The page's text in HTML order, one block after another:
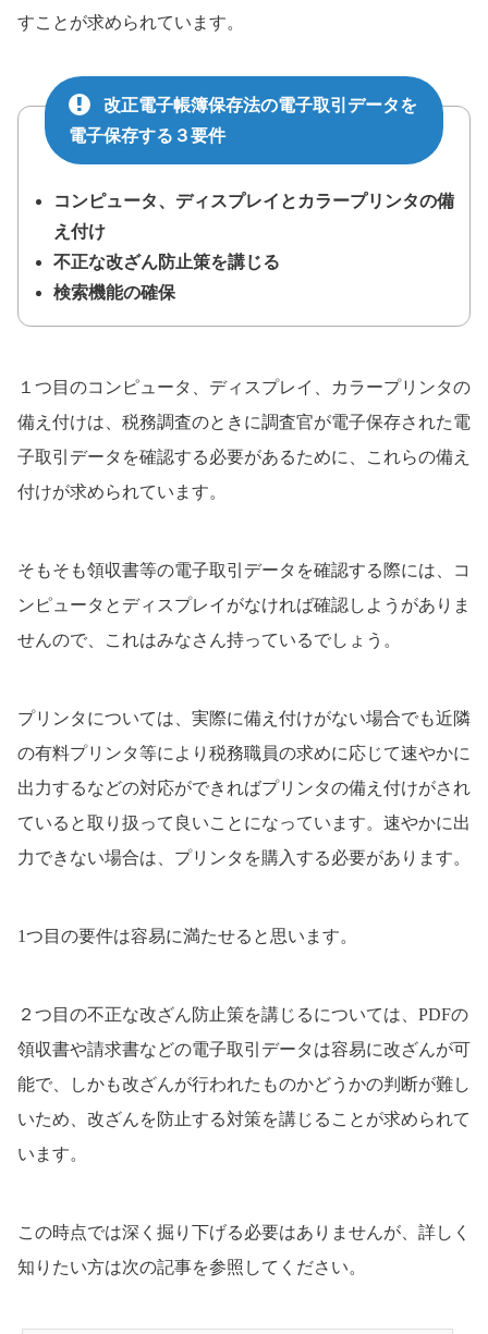
すことが求められています。
改正電子帳簿保存法の電子取引データを
電子保存する３要件
コンピュータ、ディスプレイとカラープリンタの備
え付け
不正な改ざん防止策を講じる
検索機能の確保
１つ目のコンピュータ、ディスプレイ、カラープリンタの
備え付けは、税務調査のときに調査官が電子保存された電
子取引データを確認する必要があるために、これらの備え
付けが求められています。
そもそも領収書等の電子取引データを確認する際には、コ
ンピュータとディスプレイがなければ確認しようがありま
せんので、これはみなさん持っているでしょう。
プリンタについては、実際に備え付けがない場合でも近隣
の有料プリンタ等により税務職員の求めに応じて速やかに
出力するなどの対応ができればプリンタの備え付けがされ
ていると取り扱って良いことになっています。速やかに出
力できない場合は、プリンタを購入する必要があります。
1つ目の要件は容易に満たせると思います。
２つ目の不正な改ざん防止策を講じるについては、PDFの
領収書や請求書などの電子取引データは容易に改ざんが可
能で、しかも改ざんが行われたものかどうかの判断が難し
いため、改ざんを防止する対策を講じることが求められて
います。
この時点では深く掘り下げる必要はありませんが、詳しく
知りたい方は次の記事を参照してください。